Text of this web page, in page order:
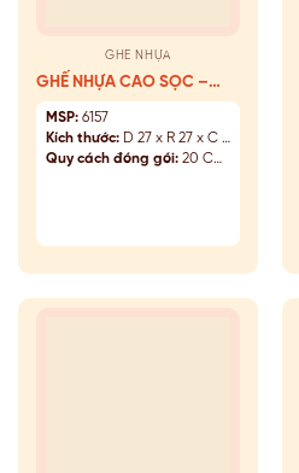
GHẾ NHỰA
GHẾ NHỰA CAO SỌC –
6157
MSP: 6157
Kích thước: D 27 x R 27 x C 46 (cm)
Quy cách đóng gói: 20 Cái/Kiện